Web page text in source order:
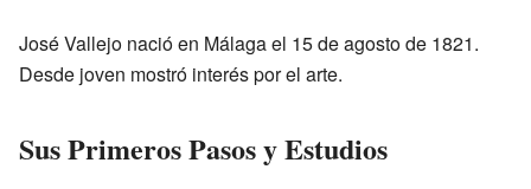
José Vallejo nació en Málaga el 15 de agosto de 1821.
Desde joven mostró interés por el arte.
Sus Primeros Pasos y Estudios